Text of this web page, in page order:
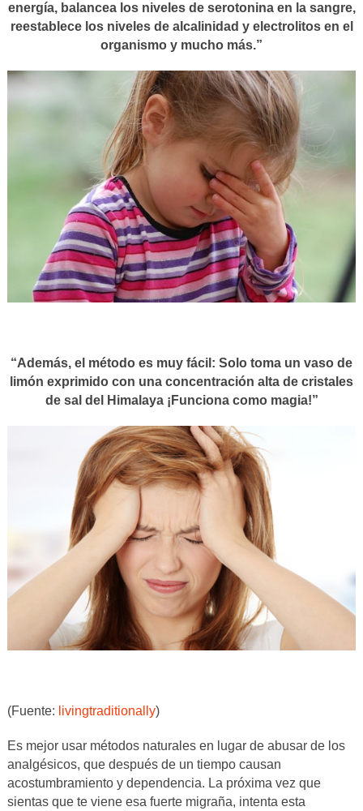
energía, balancea los niveles de serotonina en la sangre,
reestablece los niveles de alcalinidad y electrolitos en el
organismo y mucho más.”
“Además, el método es muy fácil: Solo toma un vaso de
limón exprimido con una concentración alta de cristales
de sal del Himalaya ¡Funciona como magia!”
(Fuente: livingtraditionally)
Es mejor usar métodos naturales en lugar de abusar de los
analgésicos, que después de un tiempo causan
acostumbramiento y dependencia. La próxima vez que
sientas que te viene esa fuerte migraña, intenta esta